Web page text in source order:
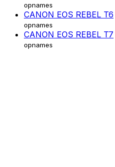
opnames
CANON EOS REBEL T6
opnames
CANON EOS REBEL T7
opnames